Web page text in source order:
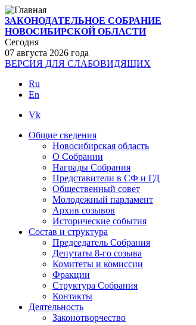
ЗАКОНОДАТЕЛЬНОЕ СОБРАНИЕ
НОВОСИБИРСКОЙ ОБЛАСТИ
Сегодня
07 августа 2026 года
ВЕРСИЯ ДЛЯ СЛАБОВИДЯЩИХ
Ru
En
Vk
Общие сведения
Новосибирская область
О Cобрании
Награды Собрания
Представители в СФ и ГД
Общественный совет
Молодежный парламент
Архив созывов
Исторические события
Состав и структура
Председатель Собрания
Депутаты 8-го созыва
Комитеты и комиссии
Фракции
Структура Собрания
Контакты
Деятельность
Законотворчество